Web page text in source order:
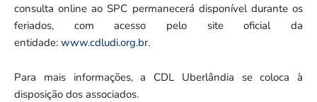
consulta online ao SPC permanecerá disponível durante os
feriados, com acesso pelo site oficial da
entidade: www.cdludi.org.br.
Para mais informações, a CDL Uberlândia se coloca à
disposição dos associados.